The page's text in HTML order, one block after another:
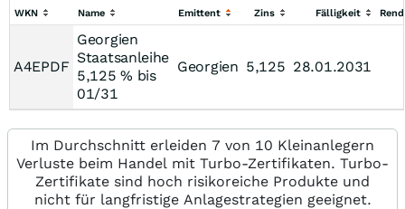
WKN Name Emittent Zins Fälligkeit
A4EPDF
Georgien
Staatsanleihe
5,125 % bis
01/31
Georgien 5,125 28.01.2031
Im Durchschnitt erleiden 7 von 10 Kleinanlegern
Verluste beim Handel mit Turbo-Zertifikaten. Turbo-
Zertifikate sind hoch risikoreiche Produkte und
nicht für langfristige Anlagestrategien geeignet.